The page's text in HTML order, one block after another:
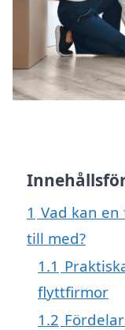
1 Vad kan
till med?
1.1
flyttfirmor
1.2